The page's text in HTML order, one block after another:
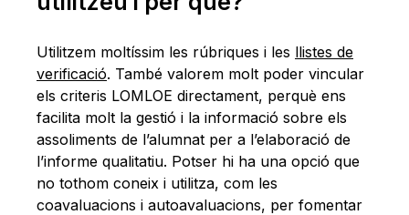
Utilitzem moltíssim les rúbriques i les llistes de
verificació. També valorem molt poder vincular
els criteris LOMLOE directament, perquè ens
facilita molt la gestió i la informació sobre els
assoliments de l’alumnat per a l’elaboració de
l’informe qualitatiu. Potser hi ha una opció que
no tothom coneix i utilitza, com les
coavaluacions i autoavaluacions, per fomentar